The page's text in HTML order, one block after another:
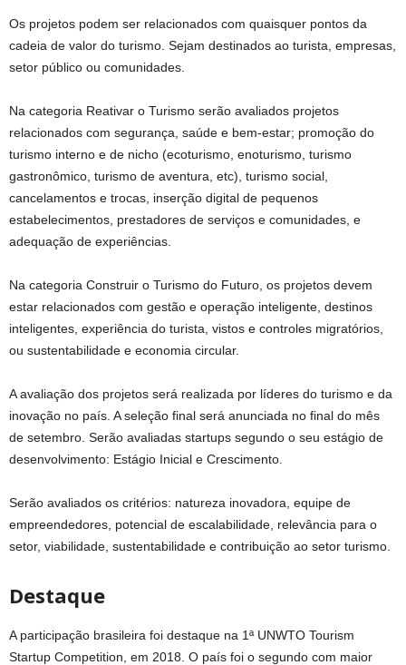
Os projetos podem ser relacionados com quaisquer pontos da
cadeia de valor do turismo. Sejam destinados ao turista, empresas,
setor público ou comunidades.
Na categoria Reativar o Turismo serão avaliados projetos
relacionados com segurança, saúde e bem-estar; promoção do
turismo interno e de nicho (ecoturismo, enoturismo, turismo
gastronômico, turismo de aventura, etc), turismo social,
cancelamentos e trocas, inserção digital de pequenos
estabelecimentos, prestadores de serviços e comunidades, e
adequação de experiências.
Na categoria Construir o Turismo do Futuro, os projetos devem
estar relacionados com gestão e operação inteligente, destinos
inteligentes, experiência do turista, vistos e controles migratórios,
ou sustentabilidade e economia circular.
A avaliação dos projetos será realizada por líderes do turismo e da
inovação no país. A seleção final será anunciada no final do mês
de setembro. Serão avaliadas startups segundo o seu estágio de
desenvolvimento: Estágio Inicial e Crescimento.
Serão avaliados os critérios: natureza inovadora, equipe de
empreendedores, potencial de escalabilidade, relevância para o
setor, viabilidade, sustentabilidade e contribuição ao setor turismo.
Destaque
A participação brasileira foi destaque na 1ª UNWTO Tourism
Startup Competition, em 2018. O país foi o segundo com maior